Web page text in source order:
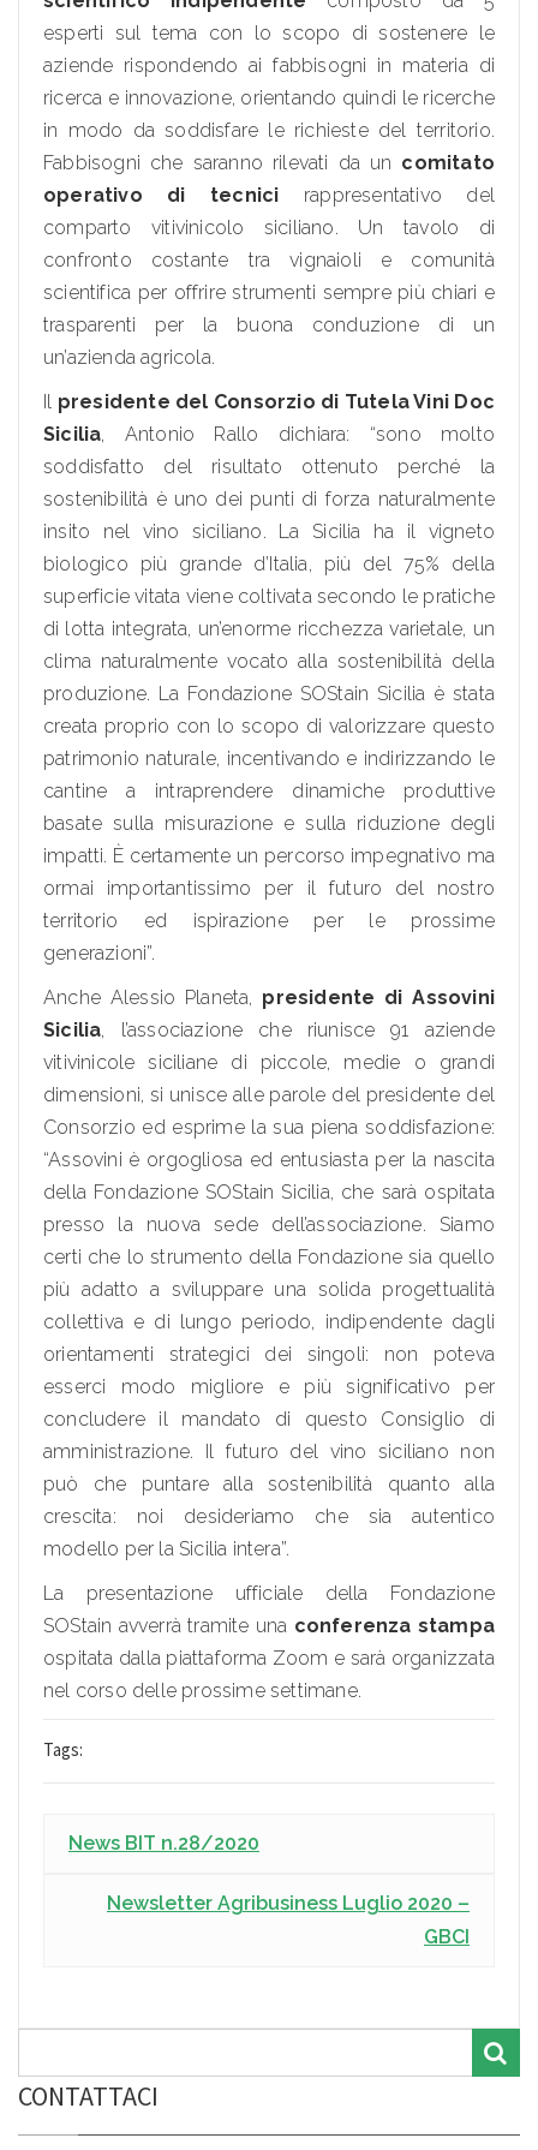
esperti sul tema con lo scopo di sostenere le
aziende rispondendo ai fabbisogni in materia di
ricerca e innovazione, orientando quindi le ricerche
in modo da soddisfare le richieste del territorio.
Fabbisogni che saranno rilevati da un comitato
operativo di tecnici rappresentativo del
comparto vitivinicolo siciliano. Un tavolo di
confronto costante tra vignaioli e comunità
scientifica per offrire strumenti sempre più chiari e
trasparenti per la buona conduzione di un
un’azienda agricola.
Il presidente del Consorzio di Tutela Vini Doc
Sicilia, Antonio Rallo dichiara: “sono molto
soddisfatto del risultato ottenuto perché la
sostenibilità è uno dei punti di forza naturalmente
insito nel vino siciliano. La Sicilia ha il vigneto
biologico più grande d’Italia, più del 75% della
superficie vitata viene coltivata secondo le pratiche
di lotta integrata, un’enorme ricchezza varietale, un
clima naturalmente vocato alla sostenibilità della
produzione. La Fondazione SOStain Sicilia è stata
creata proprio con lo scopo di valorizzare questo
patrimonio naturale, incentivando e indirizzando le
cantine a intraprendere dinamiche produttive
basate sulla misurazione e sulla riduzione degli
impatti. È certamente un percorso impegnativo ma
ormai importantissimo per il futuro del nostro
territorio ed ispirazione per le prossime
generazioni”.
Anche Alessio Planeta, presidente di Assovini
Sicilia, l’associazione che riunisce 91 aziende
vitivinicole siciliane di piccole, medie o grandi
dimensioni, si unisce alle parole del presidente del
Consorzio ed esprime la sua piena soddisfazione:
“Assovini è orgogliosa ed entusiasta per la nascita
della Fondazione SOStain Sicilia, che sarà ospitata
presso la nuova sede dell’associazione. Siamo
certi che lo strumento della Fondazione sia quello
più adatto a sviluppare una solida progettualità
collettiva e di lungo periodo, indipendente dagli
orientamenti strategici dei singoli: non poteva
esserci modo migliore e più significativo per
concludere il mandato di questo Consiglio di
amministrazione. Il futuro del vino siciliano non
può che puntare alla sostenibilità quanto alla
crescita: noi desideriamo che sia autentico
modello per la Sicilia intera”.
La presentazione ufficiale della Fondazione
SOStain avverrà tramite una conferenza stampa
ospitata dalla piattaforma Zoom e sarà organizzata
nel corso delle prossime settimane.
Tags:
News BIT n.28/2020
Newsletter Agribusiness Luglio 2020 –
GBCI
CONTATTACI